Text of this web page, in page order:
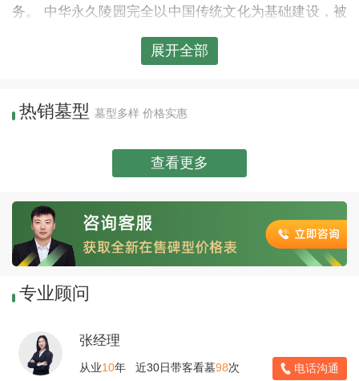
务。 中华永久陵园完全以中国传统文化为基础建设，被
三座山脊环绕，形似一把太师椅，坐南向北，左侧为青
龙，右侧为白虎，前方是朱雀，后方是玄武。正对着官
色秀丽。陵园提供各种不同档次的墓地，价格从16800
社会各界需求。此外，陵园也将陆续推出新的安葬形
式，如树葬、草坪葬等，欢迎各界人士前来参观与咨
询。
展开全部
热销墓型 墓型多样 价格实惠
查看更多
专业顾问
张经理
从业10年 近30日带客看墓98次 电话沟通